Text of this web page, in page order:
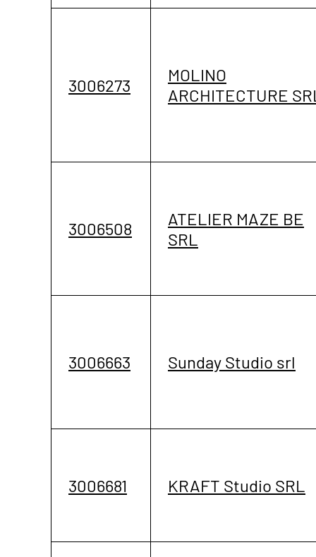
3006273
MOLINO
ARCHITECTURE
3006508
ATELIER MAZE BE
SRL
3006663 Sunday Studio srl
3006681 KRAFT Studio SRL